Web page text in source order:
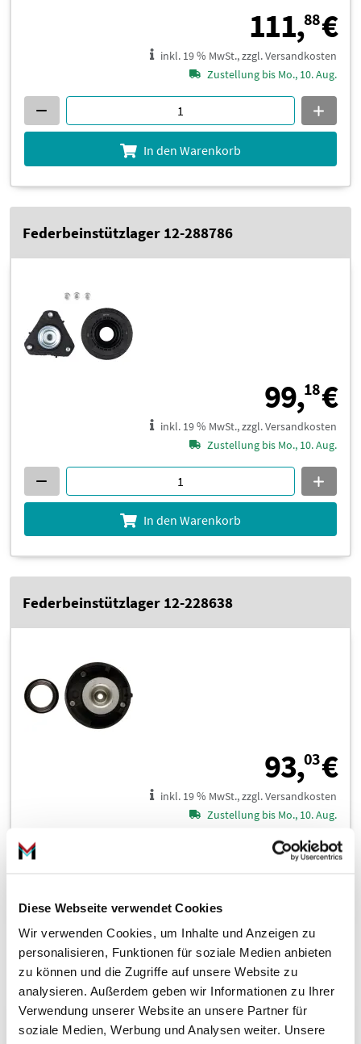
Diese Webseite verwendet Cookies
Wir verwenden Cookies, um Inhalte und Anzeigen zu
personalisieren, Funktionen für soziale Medien anbieten
zu können und die Zugriffe auf unsere Website zu
analysieren. Außerdem geben wir Informationen zu Ihrer
Verwendung unserer Website an unsere Partner für
soziale Medien, Werbung und Analysen weiter. Unsere
111,88€
inkl. 19 % MwSt., zzgl. Versandkosten
Zustellung bis Mo., 10. Aug.
In den Warenkorb
Federbeinstützlager 12-288786
99,18€
inkl. 19 % MwSt., zzgl. Versandkosten
Zustellung bis Mo., 10. Aug.
In den Warenkorb
Federbeinstützlager 12-228638
93,03€
inkl. 19 % MwSt., zzgl. Versandkosten
Zustellung bis Mo., 10. Aug.
Federbeinstützlager 12-228645